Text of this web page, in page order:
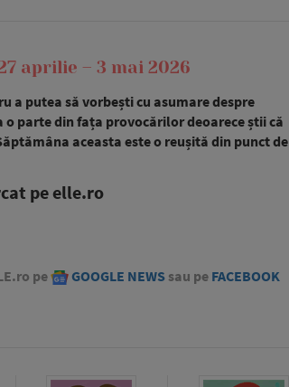
aprilie – 3 mai 2026
a putea să vorbești cu asumare despre
parte din fața provocărilor deoarece știi că
aceasta este o reușită din punct de
pe elle.ro
pe GOOGLE NEWS sau pe FACEBOOK